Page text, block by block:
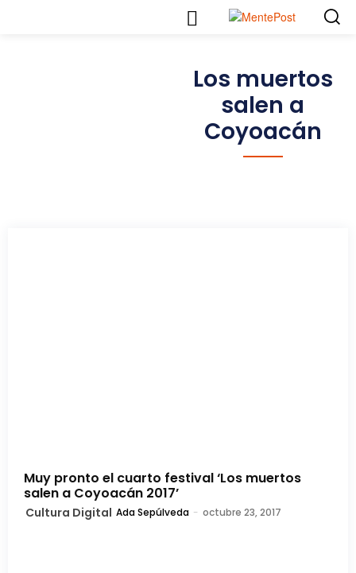
Los muertos
salen a
Coyoacán
Muy pronto el cuarto festival ‘Los muertos
salen a Coyoacán 2017’
Cultura Digital Ada Sepúlveda - octubre 23, 2017